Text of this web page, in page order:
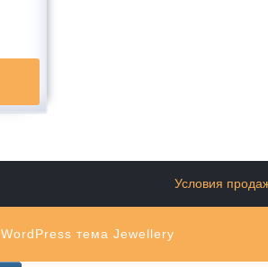
Условия
WordPress тема Jewellery